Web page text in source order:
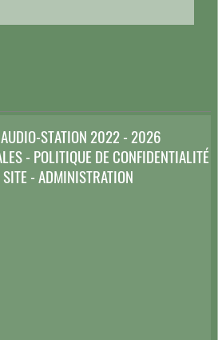
STATION 2022 - 2026
- POLITIQUE DE CONFIDENTIALITÉ
-ADMINISTRATION